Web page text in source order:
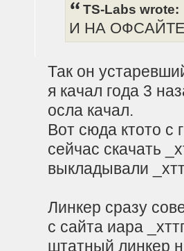
TS-Labs wrote:
И НА ОФСАЙТЕ
Так он
я качал года 3
осла качал.
Вот сюда ктото
сейчас скачать
выкладывали
Линкер сразу
с сайта иара
штатный линкер